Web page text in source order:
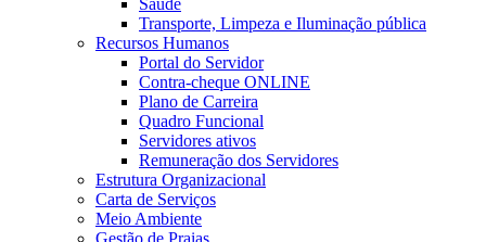
Saúde
Transporte, Limpeza e Iluminação pública
Recursos Humanos
Portal do Servidor
Contra-cheque ONLINE
Plano de Carreira
Quadro Funcional
Servidores ativos
Remuneração dos Servidores
Estrutura Organizacional
Carta de Serviços
Meio Ambiente
Gestão de Praias